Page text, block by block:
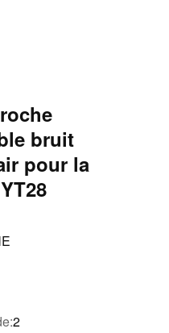
bruit
pour la
2